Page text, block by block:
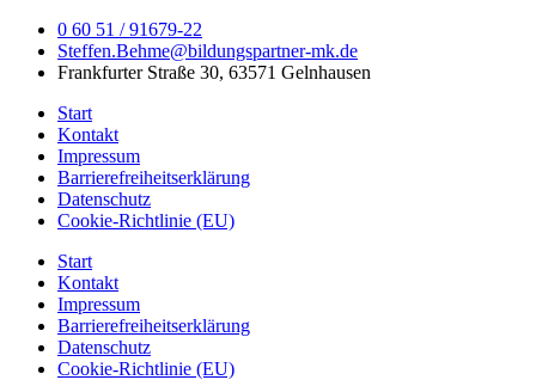
0 60 51 / 91679-22
Steffen.Behme@bildungspartner-mk.de
Frankfurter Straße 30, 63571 Gelnhausen
Start
Kontakt
Impressum
Barrierefreiheitserklärung
Datenschutz
Cookie-Richtlinie (EU)
Start
Kontakt
Impressum
Barrierefreiheitserklärung
Datenschutz
Cookie-Richtlinie (EU)